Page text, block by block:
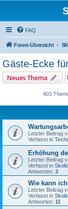
FAQ
Foren-Übersicht
Gäste-Ecke
Neues Thema
403
Letzter Beitrag
Verfasst in
Erhöhung
Letzter Beitrag
Verfasst in
Antworten: 3
Wie kann
Letzter Beitrag
Verfasst in
Antworten: 11